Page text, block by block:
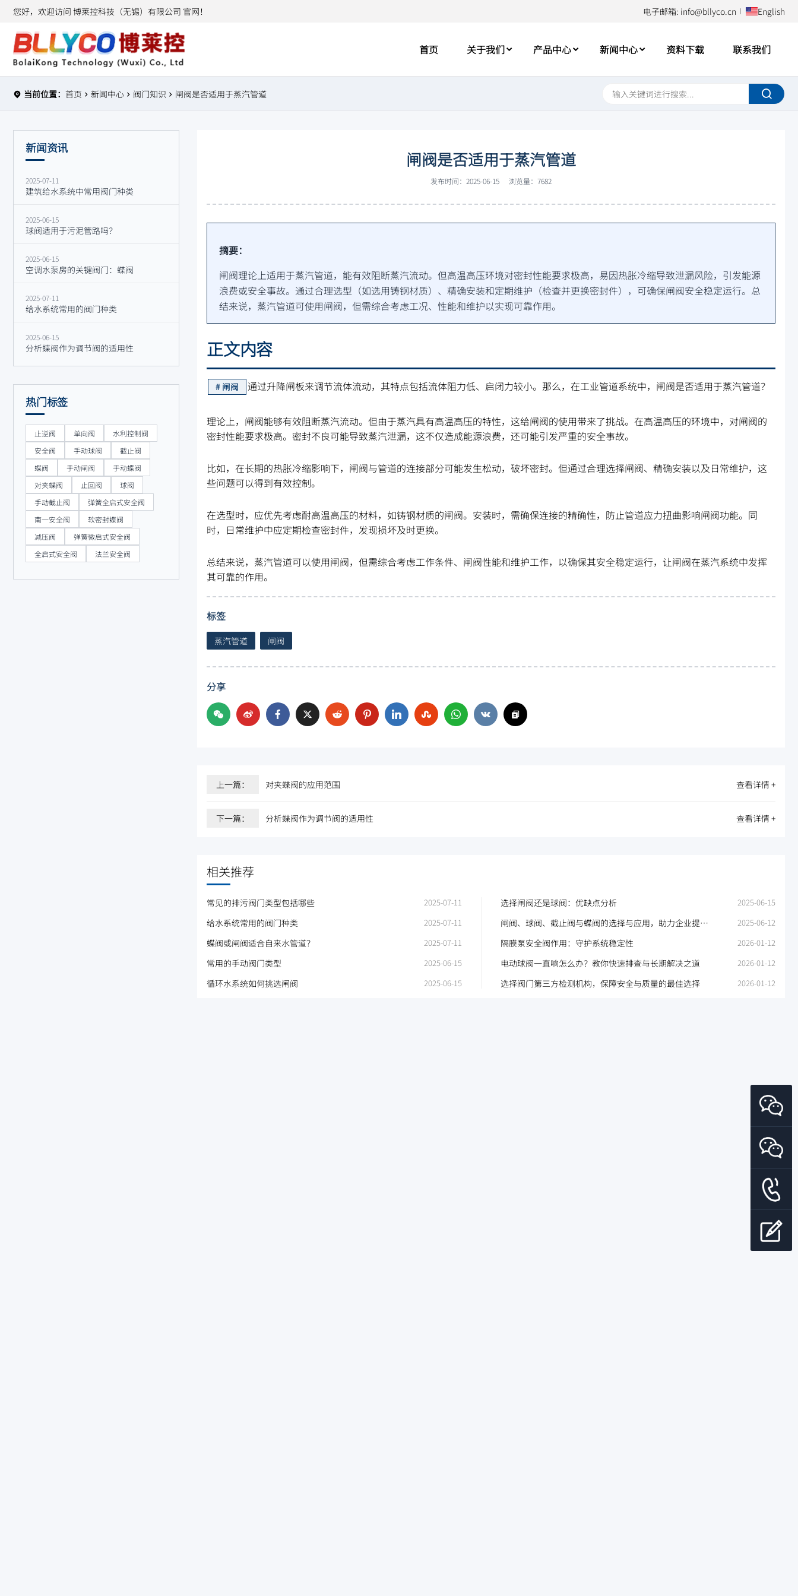
您好，欢迎访问 博莱控科技（无锡）有限公司 官网！ 电子邮箱: info@bllyco.cn English
首页 关于我们 产品中心 新闻中心 资料下载 联系我们
当前位置： 首页 新闻中心 阀门知识 闸阀是否适用于蒸汽管道
新闻资讯
2025-07-11
建筑给水系统中常用阀门种类
2025-06-15
球阀适用于污泥管路吗？
2025-06-15
空调水泵房的关键阀门：蝶阀
2025-07-11
给水系统常用的阀门种类
2025-06-15
分析蝶阀作为调节阀的适用性
热门标签
止逆阀 单向阀
水利控制阀
安全阀
手动球阀
截止阀
蝶阀
手动闸阀
手动蝶阀
对夹蝶阀
止回阀
球阀
手动截止阀
弹簧全启式安全阀
南一安全阀
软密封蝶阀
减压阀
弹簧微启式安全阀
全启式安全阀
法兰安全阀
闸阀是否适用于蒸汽管道
发布时间：2025-06-15 浏览量：7682
摘要：
闸阀理论上适用于蒸汽管道，能有效阻断蒸汽流动。但高温高压环境对密封性能要求极高，易因热胀冷缩导致泄漏风险，引发能源
浪费或安全事故。通过合理选型（如选用铸钢材质）、精确安装和定期维护（检查并更换密封件），可确保闸阀安全稳定运行。总
结来说，蒸汽管道可使用闸阀，但需综合考虑工况、性能和维护以实现可靠作用。
正文内容
闸阀 通过升降闸板来调节流体流动，其特点包括流体阻力低、启闭力较小。那么，在工业管道系统中，闸阀是否适用于蒸汽管道？
理论上，闸阀能够有效阻断蒸汽流动。但由于蒸汽具有高温高压的特性，这给闸阀的使用带来了挑战。在高温高压的环境中，对闸阀的
密封性能要求极高。密封不良可能导致蒸汽泄漏，这不仅造成能源浪费，还可能引发严重的安全事故。
比如，在长期的热胀冷缩影响下，闸阀与管道的连接部分可能发生松动，破坏密封。但通过合理选择闸阀、精确安装以及日常维护，这
些问题可以得到有效控制。
在选型时，应优先考虑耐高温高压的材料，如铸钢材质的闸阀。安装时，需确保连接的精确性，防止管道应力扭曲影响闸阀功能。同
时，日常维护中应定期检查密封件，发现损坏及时更换。
总结来说，蒸汽管道可以使用闸阀，但需综合考虑工作条件、闸阀性能和维护工作，以确保其安全稳定运行，让闸阀在蒸汽系统中发挥
其可靠的作用。
标签
蒸汽管道 闸阀
分享
上一篇： 查看详情 +
对夹蝶阀的应用范围
下一篇： 查看详情 +
分析蝶阀作为调节阀的适用性
相关推荐
常见的排污阀门类型包括哪些 2025-07-11
给水系统常用的阀门种类 2025-07-11
蝶阀或闸阀适合自来水管道？ 2025-07-11
常用的手动阀门类型 2025-06-15
循环水系统如何挑选闸阀 2025-06-15
选择闸阀还是球阀：优缺点分析 2025-06-15
闸阀、球阀、截止阀与蝶阀的选择与应用，助力企业提升
2025-06-12
隔膜泵安全阀作用：守护系统稳定性 2026-01-12
电动球阀一直响怎么办？教你快速排查与长期解决之道 2026-01-12
选择阀门第三方检测机构，保障安全与质量的最佳选择 2026-01-12